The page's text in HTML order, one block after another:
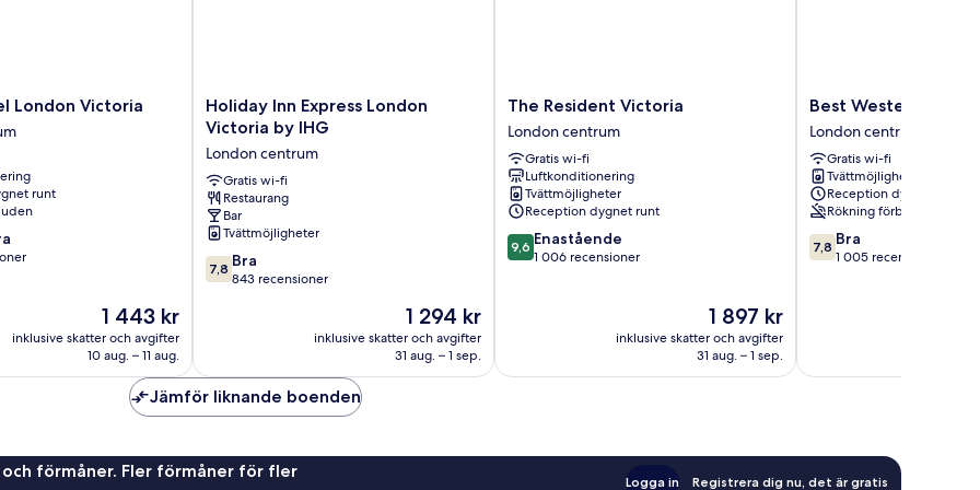
London Victoria
runt
Priset
1 443 kr
1 443 kr
inklusive skatter och avgifter
10 aug. – 11 aug.
Holiday
Inn
London
Victoria
by
IHG
London
centrum
Holiday Inn Express London
Victoria by IHG
London centrum
Gratis wi-fi
Restaurang
Bar
Tvättmöjligheter
7.8
av
7,8 Bra
843 recensioner
Priset
1 294 kr
1 294 kr
inklusive skatter och avgifter
31 aug. – 1 sep.
The
Resident
Victoria
London
centrum
The Resident Victoria
London centrum
Gratis wi-fi
Luftkonditionering
Tvättmöjligheter
Reception dygnet runt
9.6
av
9,6 Enastående
1 006 recensioner
Priset
1 897 kr
1 897 kr
inklusive skatter och avgifter
31 aug. – 1 sep.
Best
Western
Corona
London
centrum
Best Western
London centrum
Gratis wi-fi
Tvättmöjligheter
Reception dygnet runt
Rökning förbjuden
7.8
av
7,8 Bra
1 005 recensioner
Jämför liknande boenden
förmåner. Fler förmåner för fler
Logga in Registrera dig nu, det är gratis